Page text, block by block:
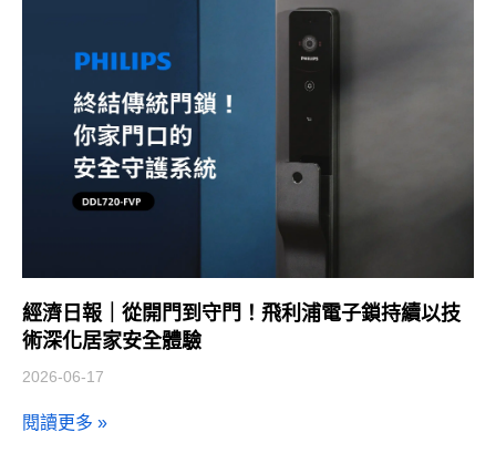
經濟日報｜從開門到守門！飛利浦電子鎖持續以技
術深化居家安全體驗
2026-06-17
閱讀更多 »